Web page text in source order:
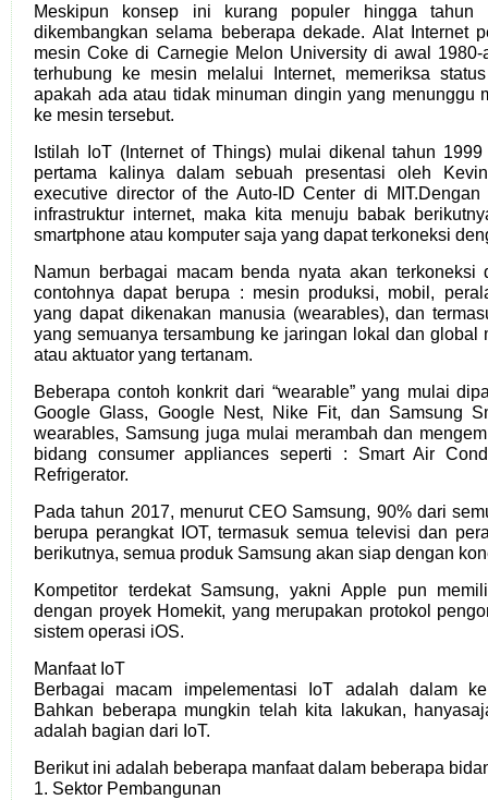
Meskipun konsep ini kurang populer hingga tahun
dikembangkan selama beberapa dekade. Alat Internet
mesin Coke di Carnegie Melon University di awal 1980-
terhubung ke mesin melalui Internet, memeriksa
apakah ada atau tidak minuman dingin yang menunggu
ke mesin tersebut.
Istilah IoT (Internet of Things) mulai dikenal tahun
pertama kalinya dalam sebuah presentasi oleh
executive director of the Auto-ID Center di MIT.Dengan
infrastruktur internet, maka kita menuju babak
smartphone atau komputer saja yang dapat terkoneksi
Namun berbagai macam benda nyata akan terkoneksi
contohnya dapat berupa : mesin produksi, mobil,
yang dapat dikenakan manusia (wearables), dan
yang semuanya tersambung ke jaringan lokal dan global
atau aktuator yang tertanam.
Beberapa contoh konkrit dari “wearable” yang mulai
Google Glass, Google Nest, Nike Fit, dan Samsung
wearables, Samsung juga mulai merambah dan
bidang consumer appliances seperti : Smart Air
Refrigerator.
Pada tahun 2017, menurut CEO Samsung, 90% dari
berupa perangkat IOT, termasuk semua televisi dan
berikutnya, semua produk Samsung akan siap dengan
Kompetitor terdekat Samsung, yakni Apple pun
dengan proyek Homekit, yang merupakan protokol
sistem operasi iOS.
Manfaat IoT
Berbagai macam impelementasi IoT adalah dalam
Bahkan beberapa mungkin telah kita lakukan,
adalah bagian dari IoT.
Berikut ini adalah beberapa manfaat dalam beberapa
1. Sektor Pembangunan